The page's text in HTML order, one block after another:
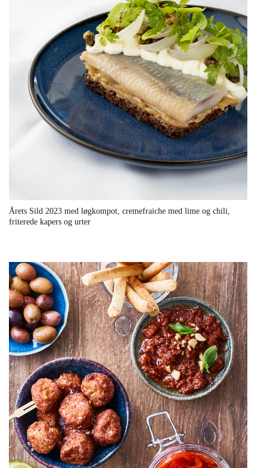
Årets Sild 2023 med løgkompot, cremefraiche med lime og chili,
friterede kapers og urter